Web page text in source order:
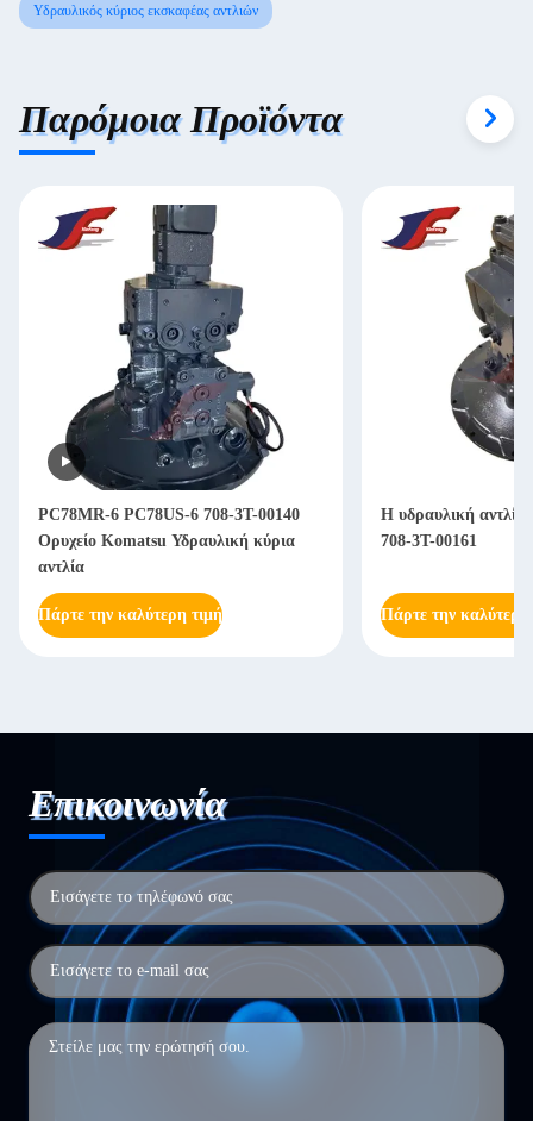
Υδραυλικός κύριος εκσκαφέας αντλιών
Παρόμοια Προϊόντα
Η υδραυλική αντλία PC60-8 PC70-8
708-3T-00161
Πάρτε την καλύτερη τιμή
Εκσκαφέας
Assy 708-2L-41121
Πάρτε την καλύτερη
Επικοινωνία